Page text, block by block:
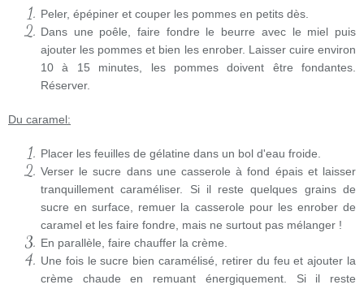
Peler, épépiner et couper les pommes en petits dès.
Dans une poêle, faire fondre le beurre avec le miel puis
ajouter les pommes et bien les enrober. Laisser cuire environ
10 à 15 minutes, les pommes doivent être fondantes.
Réserver.
Du caramel:
Placer les feuilles de gélatine dans un bol d'eau froide.
Verser le sucre dans une casserole à fond épais et laisser
tranquillement caraméliser. Si il reste quelques grains de
sucre en surface, remuer la casserole pour les enrober de
caramel et les faire fondre, mais ne surtout pas mélanger !
En parallèle, faire chauffer la crème.
Une fois le sucre bien caramélisé, retirer du feu et ajouter la
crème chaude en remuant énergiquement. Si il reste